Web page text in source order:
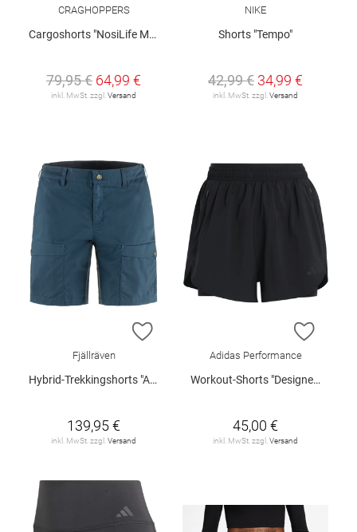
CRAGHOPPERS
Cargoshorts "NosiLife Medina"
79,95 € 64,99 €
inkl. MwSt. zzgl. Versand
NIKE
Shorts "Tempo"
42,99 € 34,99 €
inkl. MwSt. zzgl. Versand
ZUR WUNSCHLISTE HINZUFÜGEN
Fjällräven
Hybrid-Trekkingshorts "Abisko W"
139,95 €
inkl. MwSt. zzgl. Versand
ZUR
Adidas Performance
Workout-Shorts "Designed 4 Training"
45,00 €
inkl. MwSt. zzgl. Versand